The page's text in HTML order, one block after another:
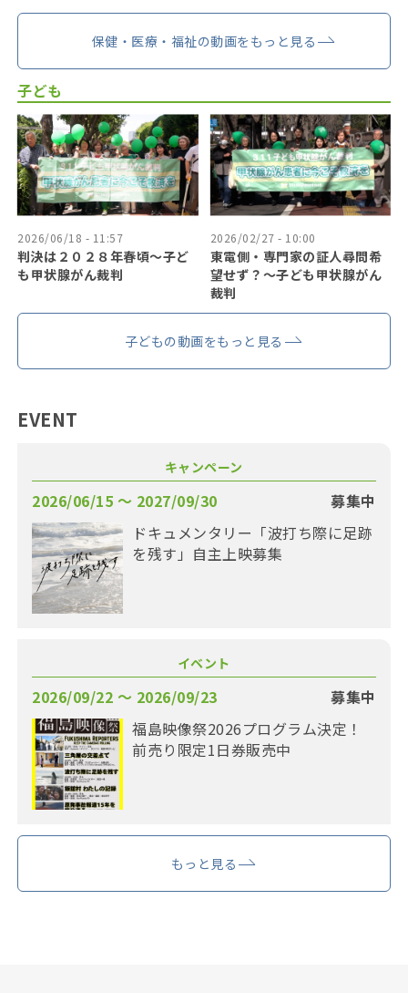
保健・医療・福祉の動画をもっと見る
子ども
2026/06/18 - 11:57
判決は２０２８年春頃〜子ど
も甲状腺がん裁判
2026/02/27 - 10:00
東電側・専門家の証人尋問希
望せず？〜子ども甲状腺がん
裁判
子どもの動画をもっと見る
EVENT
キャンペーン
2026/06/15 〜 2027/09/30
募集中
ドキュメンタリー「波打ち際に足跡
を残す」自主上映募集
イベント
2026/09/22 〜 2026/09/23
募集中
福島映像祭2026プログラム決定！
前売り限定1日券販売中
もっと見る